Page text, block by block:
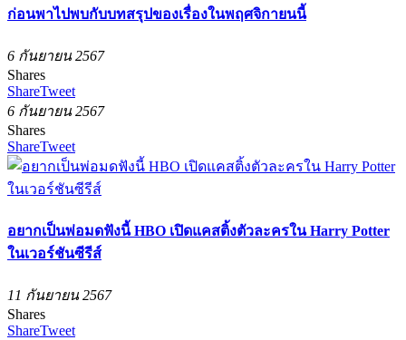
ก่อนพาไปพบกับบทสรุปของเรื่องในพฤศจิกายนนี้
6 กันยายน 2567
Shares
ShareTweet
6 กันยายน 2567
Shares
ShareTweet
อยากเป็นพ่อมดฟังนี้ HBO เปิดแคสติ้งตัวละครใน Harry Potter
ในเวอร์ชันซีรีส์
11 กันยายน 2567
Shares
ShareTweet